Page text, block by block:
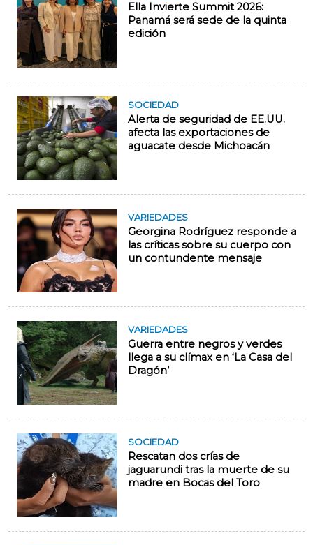
Ella Invierte Summit 2026:
Panamá será sede de la quinta
edición
SOCIEDAD
Alerta de seguridad de EE.UU.
afecta las exportaciones de
aguacate desde Michoacán
VARIEDADES
Georgina Rodríguez responde a
las críticas sobre su cuerpo con
un contundente mensaje
VARIEDADES
Guerra entre negros y verdes
llega a su clímax en ‘La Casa del
Dragón’
SOCIEDAD
Rescatan dos crías de
jaguarundi tras la muerte de su
madre en Bocas del Toro